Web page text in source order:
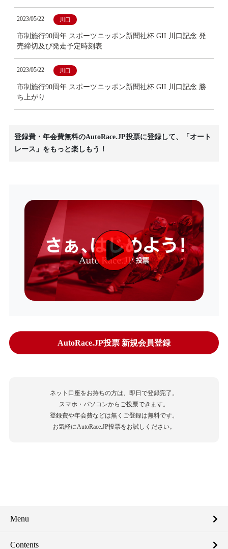
2023/05/22 川口
市制施行90周年 スポーツニッポン新聞社杯 GII 川口記念 発
売締切及び発走予定時刻表
2023/05/22 川口
市制施行90周年 スポーツニッポン新聞社杯 GII 川口記念 勝
ち上がり
登録費・年会費無料のAutoRace.JP投票に登録して、「オート
レース」をもっと楽しもう！
AutoRace.JP投票 新規会員登録
ネット口座をお持ちの方は、即日で登録完了。
スマホ・パソコンからご投票できます。
登録費や年会費などは無くご登録は無料です。
お気軽にAutoRace.JP投票をお試しください。
Menu
Contents